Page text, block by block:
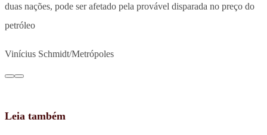
duas nações, pode ser afetado pela provável disparada no preço do
petróleo
Vinícius Schmidt/Metrópoles
Leia também